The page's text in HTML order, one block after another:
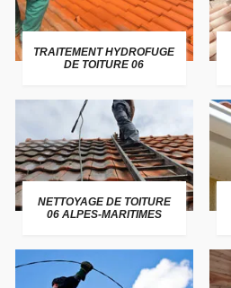
TRAITEMENT HYDROFUGE
DE TOITURE 06
NETTOYAGE DE TOITURE
06 ALPES-MARITIMES